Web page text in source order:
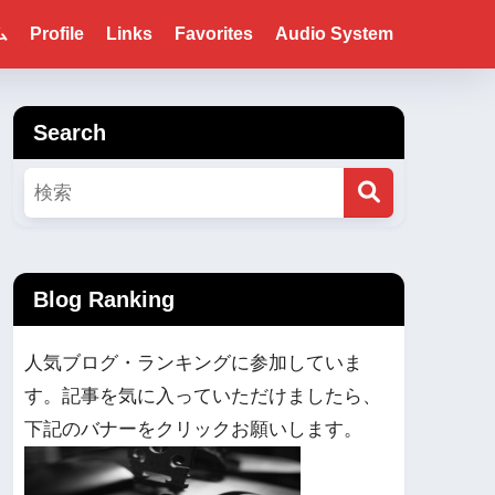
Profile Links Favorites Audio System
Search
Blog Ranking
人気ブログ・ランキングに参加していま
す。記事を気に入っていただけましたら、
下記のバナーをクリックお願いします。